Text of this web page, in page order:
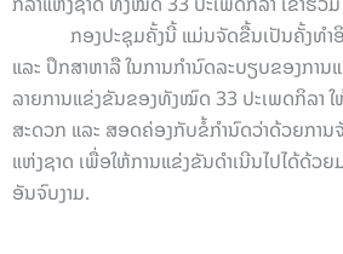
ກອງປະຊຸມຄັ້ງນີ້ ແມ່ນຈັດຂື້ນເປັນຄັ້ງທຳອິ
ແລະ ປຶກສາຫາລື ໃນການກຳນົດລະບຽບຂອງການ
ລາຍການແຂ່ງຂັນຂອງທັງໝົດ 33 ປະເພດກິລາ
ສະດວກ ແລະ ສອດຄ່ອງກັບຂໍ້ກຳນົດວ່າດ້ວຍການ
ແຫ່ງຊາດ ເພື່ອໃຫ້ການແຂ່ງຂັນດຳເນີນໄປໄດ້ດ້ວ
ອັນຈົບງາມ.